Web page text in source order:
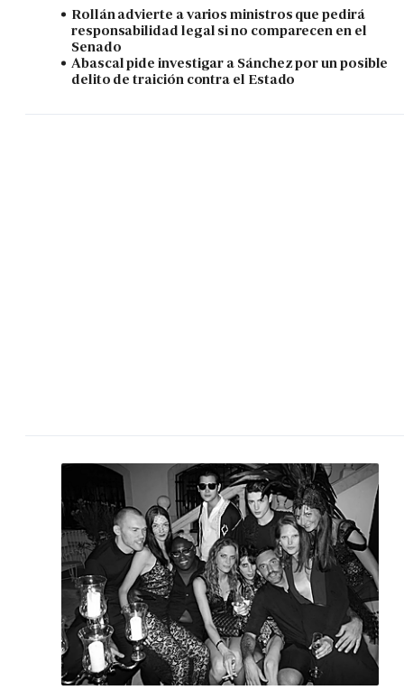
Rollán advierte a varios ministros que pedirá
responsabilidad legal si no comparecen en el
Senado
Abascal pide investigar a Sánchez por un posible
delito de traición contra el Estado